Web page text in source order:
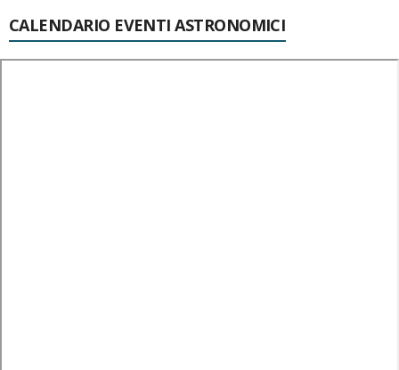
CALENDARIO EVENTI ASTRONOMICI